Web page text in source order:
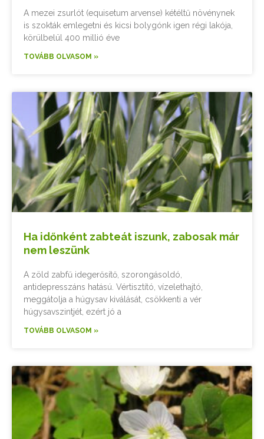
A mezei zsurlót (equisetum arvense) kétéltű növénynek
is szokták emlegetni és kicsi bolygónk igen régi lakója,
körülbelül 400 millió éve
TOVÁBB OLVASOM »
Ha időnként zabteát iszunk, zabosak már
nem leszünk
A zöld zabfű idegerősítő, szorongásoldó,
antidepresszáns hatású. Vértisztító, vízelethajtó,
meggátolja a húgysav kiválását, csökkenti a vér
húgysavszintjét, ezért jó a
TOVÁBB OLVASOM »